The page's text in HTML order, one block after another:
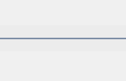
Loaded: